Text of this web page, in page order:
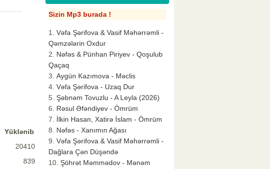
Yüklənib
20410
839
Sizin Mp3 burada !
Vəfa Şərifova & Vasif Məhərrəmli -
Qəmzələrin Oxdur
Nəfəs & Pünhan Piriyev - Qoşulub
Qaçaq
Aygün Kazımova - Məclis
Vəfa Şərifova - Uzaq Dur
Şəbnəm Tovuzlu - A Leyla (2026)
Rəsul Əfəndiyev - Ömrüm
İlkin Hasan, Xatirə İslam - Ömrüm
Nəfəs - Xanımın Ağası
Vəfa Şərifova & Vasif Məhərrəmli -
Dağlara Çən Düşəndə
Şöhrət Məmmədov - Mənəm